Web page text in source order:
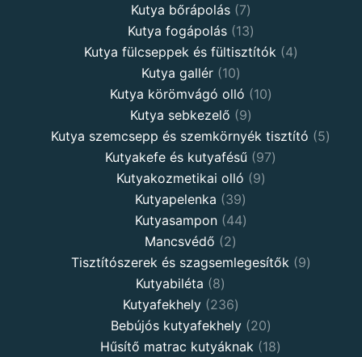
Kutya bőrápolás
7
Kutya fogápolás
13
Kutya fülcseppek és fültisztítók
4
Kutya gallér
10
Kutya körömvágó olló
10
Kutya sebkezelő
9
Kutya szemcsepp és szemkörnyék tisztító
5
Kutyakefe és kutyafésű
97
Kutyakozmetikai olló
9
Kutyapelenka
39
Kutyasampon
44
Mancsvédő
2
Tisztítószerek és szagsemlegesítők
9
Kutyabiléta
8
Kutyafekhely
236
Bebújós kutyafekhely
20
Hűsítő matrac kutyáknak
18